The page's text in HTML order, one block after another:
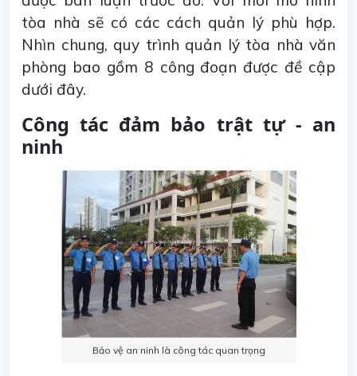
tòa nhà sẽ có các cách quản lý phù hợp.
Nhìn chung, quy trình quản lý tòa nhà văn
phòng bao gồm 8 công đoạn được đề cập
dưới đây.
Công tác đảm bảo trật tự - an
ninh
Bảo vệ an ninh là công tác quan trọng